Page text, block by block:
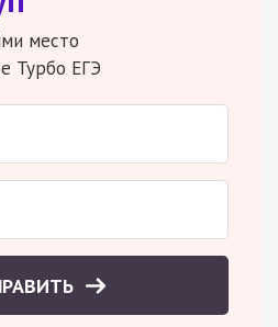
место
Турбо ЕГЭ